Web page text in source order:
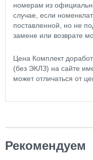
номерам из
случае, если
поставленной, но не
замене или возврате
Цена Комплект
(без ЭКЛЗ) на сайте
может отличаться от
Рекомендуем